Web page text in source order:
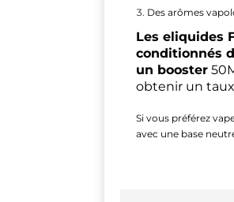
Des arômes
Les eliquides
conditionnés
un booster
obtenir un
Si vous préférez
avec une base